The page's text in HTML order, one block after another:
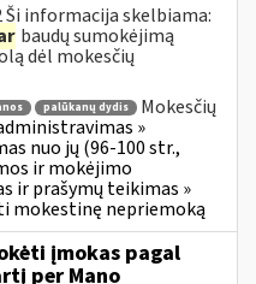
informacija skelbiama:
baudų sumokėjimą
dėl mokesčių
palūkanų dydis
Mokesčių
»
nuo jų (96-100 str.,
ir mokėjimo
ir prašymų teikimas »
mokestinę nepriemoką
įmokas pagal
per Mano